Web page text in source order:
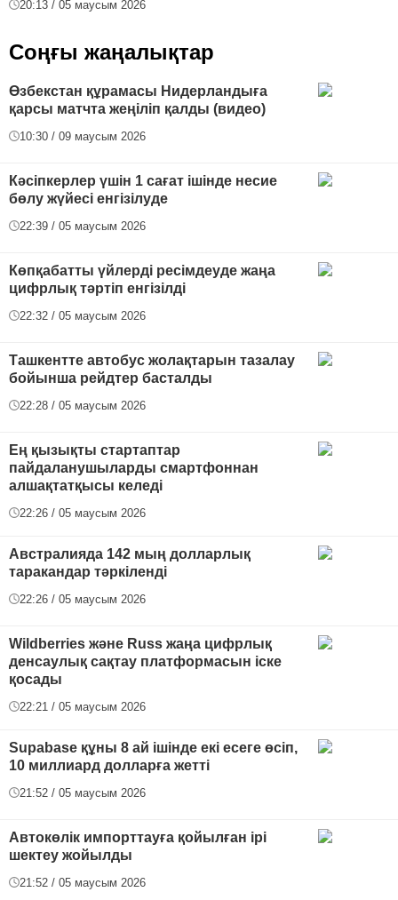
20:13 / 05 маусым 2026
Соңғы жаңалықтар
Өзбекстан құрамасы Нидерландыға
қарсы матчта жеңіліп қалды (видео)
10:30 / 09 маусым 2026
Кәсіпкерлер үшін 1 сағат ішінде несие
бөлу жүйесі енгізілуде
22:39 / 05 маусым 2026
Көпқабатты үйлерді ресімдеуде жаңа
цифрлық тәртіп енгізілді
22:32 / 05 маусым 2026
Ташкентте автобус жолақтарын тазалау
бойынша рейдтер басталды
22:28 / 05 маусым 2026
Ең қызықты стартаптар
пайдаланушыларды смартфоннан
алшақтатқысы келеді
22:26 / 05 маусым 2026
Австралияда 142 мың долларлық
таракандар тәркіленді
22:26 / 05 маусым 2026
Wildberries және Russ жаңа цифрлық
денсаулық сақтау платформасын іске
қосады
22:21 / 05 маусым 2026
Supabase құны 8 ай ішінде екі есеге өсіп,
10 миллиард долларға жетті
21:52 / 05 маусым 2026
Автокөлік импорттауға қойылған ірі
шектеу жойылды
21:52 / 05 маусым 2026